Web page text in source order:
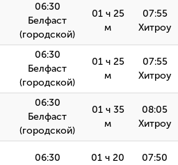
06:30
Белфаст
(городской)
01 ч 25
м
07:55
Хитроу
06:30
Белфаст
(городской)
01 ч 25
м
07:55
Хитроу
06:30
Белфаст
(городской)
01 ч 35
м
08:05
Хитроу
06:30
01 ч 20
07:50